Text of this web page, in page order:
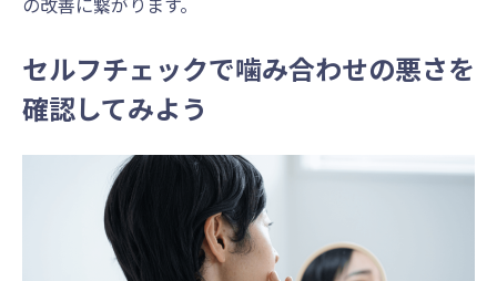
セルフチェックで噛み合わせの悪さを
確認してみよう